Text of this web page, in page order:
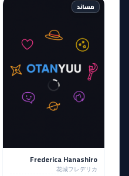
مساند
Frederica Hanashiro
花城フレデリカ